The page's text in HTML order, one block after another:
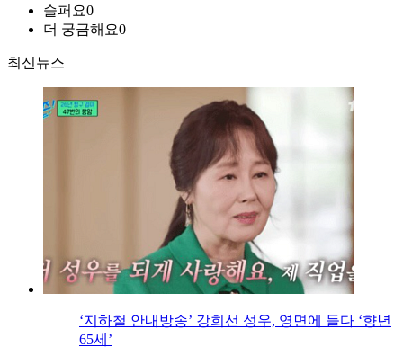
슬퍼요0
더 궁금해요0
최신뉴스
‘지하철 안내방송’ 강희선 성우, 영면에 들다 ‘향년
65세’